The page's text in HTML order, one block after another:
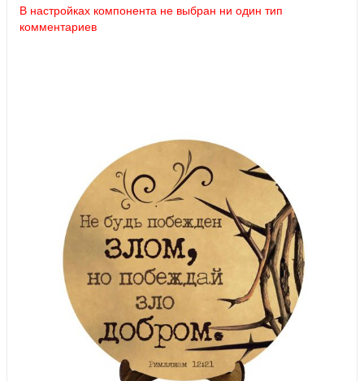
В настройках компонента не выбран ни один тип
комментариев